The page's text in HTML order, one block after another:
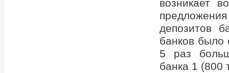
возникает
депозитов
банков было
5 раз
банка 1 (800